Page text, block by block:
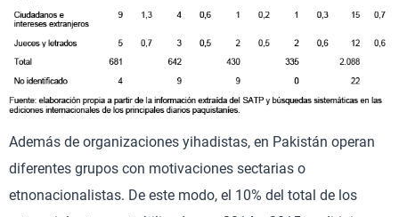
Además de organizaciones yihadistas, en Pakistán operan
diferentes grupos con motivaciones sectarias o
etnonacionalistas. De este modo, el 10% del total de los